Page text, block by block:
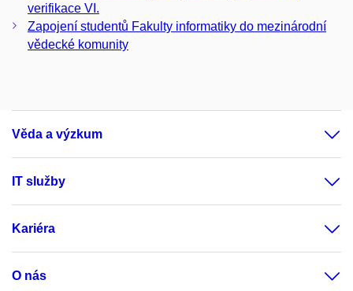
verifikace VI.
Zapojení studentů Fakulty informatiky do mezinárodní
vědecké komunity
Věda a výzkum
IT služby
Kariéra
O nás